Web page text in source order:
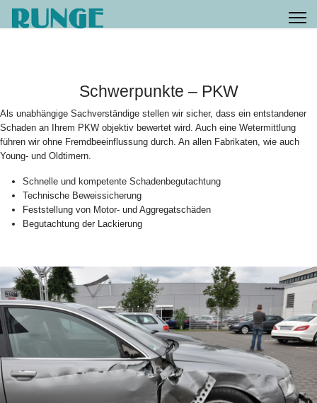
Schwerpunkte – PKW
Als unabhängige Sachverständige stellen wir sicher, dass ein entstandener
Schaden an Ihrem PKW objektiv bewertet wird. Auch eine Wetermittlung
führen wir ohne Fremdbeeinflussung durch. An allen Fabrikaten, wie auch
Young- und Oldtimern.
Schnelle und kompetente Schadenbegutachtung
Technische Beweissicherung
Feststellung von Motor- und Aggregatschäden
Begutachtung der Lackierung